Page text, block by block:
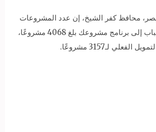
نصر، محافظ كفر الشيخ، إن عدد المشروعات
التي تقدم بها الشباب إلى برنامج مشروعك بلغ 4068 مشروعًا،
لـ3157 مشروعًا.